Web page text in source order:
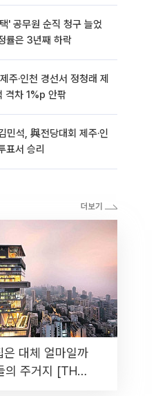
' 공무원 순직 청구 늘었
률은 3년째 하락
주·인천 경선서 정청래 제
격차 1%p 안팎
표서 승리
대체 얼마일까
의 주거지 [THE